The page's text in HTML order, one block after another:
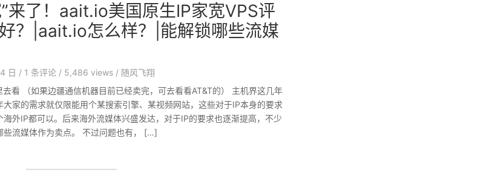
来了！aait.io美国原生IP家宽VPS评
？|aait.io怎么样？|能解锁哪些流媒
日 / 1 条评论 / 5,486 views / 随风飞翔
看 （如果边疆通信机器目前已经卖完，可去看看AT&T的） 主机界这几年
家的需求就仅限能用个某搜索引擎、某视频网站，这些对于IP本身的要求
外IP都可以。后来海外流媒体兴盛发达，对于IP的要求也逐渐提高，不少
些流媒体作为卖点。 不过问题也有， […]